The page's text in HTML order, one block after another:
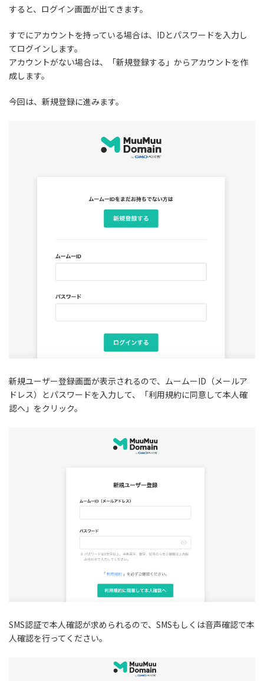
すると、ログイン画面が出てきます。
すでにアカウントを持っている場合は、IDとパスワードを入力し
てログインします。
アカウントがない場合は、「新規登録する」からアカウントを作
成します。
今回は、新規登録に進みます。
新規ユーザー登録画面が表示されるので、ムームーID（メールア
ドレス）とパスワードを入力して、「利用規約に同意して本人確
認へ」をクリック。
SMS認証で本人確認が求められるので、SMSもしくは音声確認で本
人確認を行ってください。